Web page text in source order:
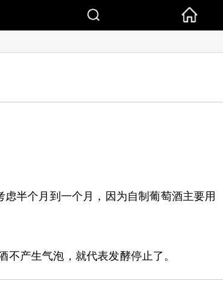
半个月到一个月，因为自制葡萄酒主要用
产生气泡，就代表发酵停止了。